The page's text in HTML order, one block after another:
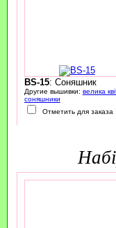
BS-15: Соняшник
Другие вышивки: велика
соняшники
Отметить для заказа